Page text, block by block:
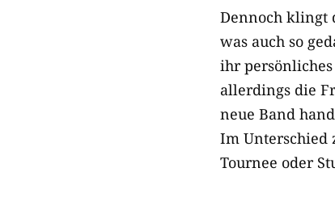
Dennoch klingt
was auch so
ihr
allerdings die
neue Band
Im Unterschied
Tournee oder